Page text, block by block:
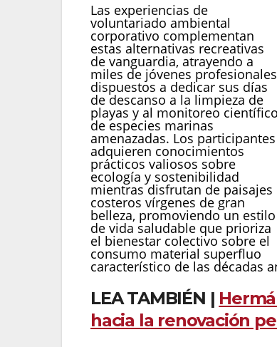
Las experiencias de
voluntariado ambiental
corporativo complementan
estas alternativas recreativas
de vanguardia, atrayendo a
miles de jóvenes profesionales
dispuestos a dedicar sus días
de descanso a la limpieza de
playas y al monitoreo científico
de especies marinas
amenazadas. Los participantes
adquieren conocimientos
prácticos valiosos sobre
ecología y sostenibilidad
mientras disfrutan de paisajes
costeros vírgenes de gran
belleza, promoviendo un estilo
de vida saludable que prioriza
el bienestar colectivo sobre el
consumo material superfluo
característico de las décadas
LEA TAMBIÉN |
hacia la renovación